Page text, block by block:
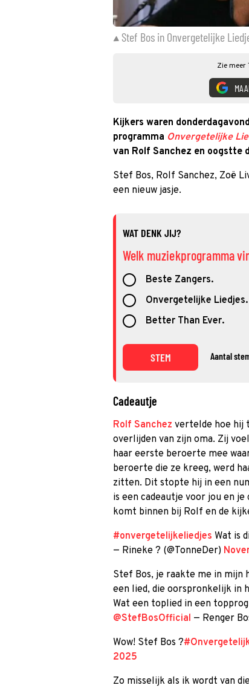
Stef Bos in Onvergetelijke
Zie meer
Kijkers waren
programma Onvergetelijke
van Rolf Sanchez en oogstte
Stef Bos, Rolf Sanchez, Zoë
een nieuw jasje.
WAT DENK JIJ?
Welk muziekprogramma
Beste Zangers.
Onvergetelijke Liedjes.
Better Than Ever.
STEM Aantal
Cadeautje
Rolf Sanchez vertelde hoe hij
overlijden van zijn oma. Zij
haar eerste beroerte mee
beroerte die ze kreeg, werd
zitten. Dit stopte hij in een
is een cadeautje voor jou en
komt binnen bij Rolf en de
#onvergetelijkeliedjes Wat is
— Rineke ? (@TonneDer)
Stef Bos, je raakte me in mijn
een lied, die oorspronkelijk in
Wat een toplied in een
@StefBosOfficial — Renger
Wow! Stef Bos ?
2025
Zo misselijk als ik wordt van